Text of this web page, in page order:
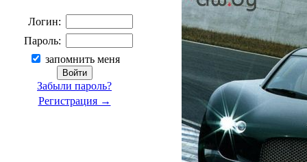
Логин:
Пароль:
запомнить меня
Забыли пароль?
Регистрация →